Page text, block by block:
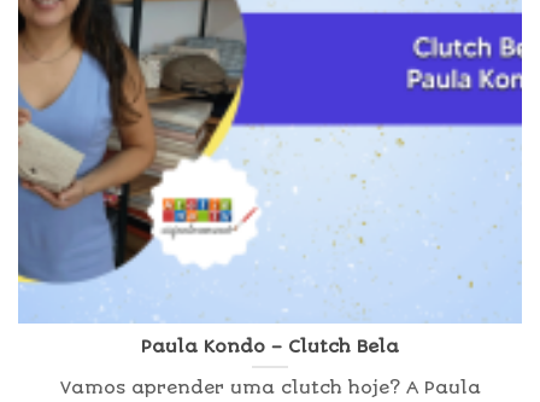
Paula Kondo – Clutch Bela
Vamos aprender uma clutch hoje? A Paula